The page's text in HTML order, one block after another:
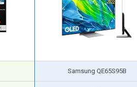
Samsung QE65S95B